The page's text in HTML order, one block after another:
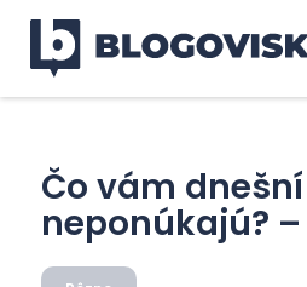
Čo vám
neponúkajú? –